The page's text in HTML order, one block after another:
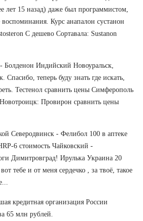
лет 15 назад) даже был программистом,
воспоминания. Курс анапалон сустанон
C дешево Сортавала: Sustanon
Болденон Индийский Новоуральск,
Спасибо, теперь буду знать где искать,
Тестенол сравнить цены Симферополь
Провирон сравнить цены
Северодвинск - Фелибол 100 в аптеке
6 стоимость Чайковский -
Димитровград! Ирулька Украина 20
тебе и от меня сердечко , за твоё, такое
кредитная организация России
65 млн рублей.